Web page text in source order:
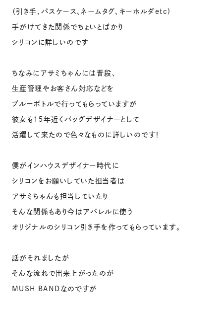
（引き手、パスケース、ネームタグ、キーホルダetc)
手がけてきた関係でちょいとばかり
シリコンに詳しいのです
ちなみにアサミちゃんには普段、
生産管理やお客さん対応などを
ブルーボトルで行ってもらっていますが
彼女も１５年近くバッグデザイナーとして
活躍して来たので色々なものに詳しいのです！
僕がインハウスデザイナー時代に
シリコンをお願いしていた担当者は
アサミちゃんも担当していたり
そんな関係もあり今はアパレルに使う
オリジナルのシリコン引き手を作ってもらっています。
話がそれましたが
そんな流れで出来上がったのが
MUSH BANDなのですが